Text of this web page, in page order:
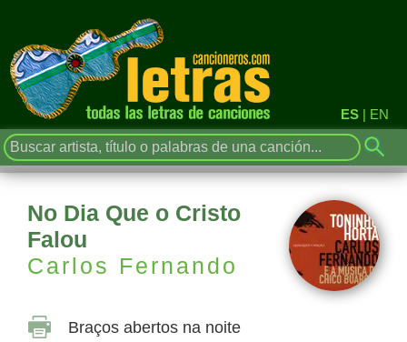
ES | EN
No Dia Que o Cristo
Falou
Carlos Fernando
Braços abertos na noite